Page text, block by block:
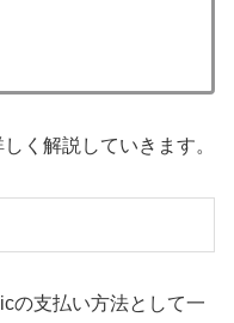
く解説していきます。
の支払い方法として一